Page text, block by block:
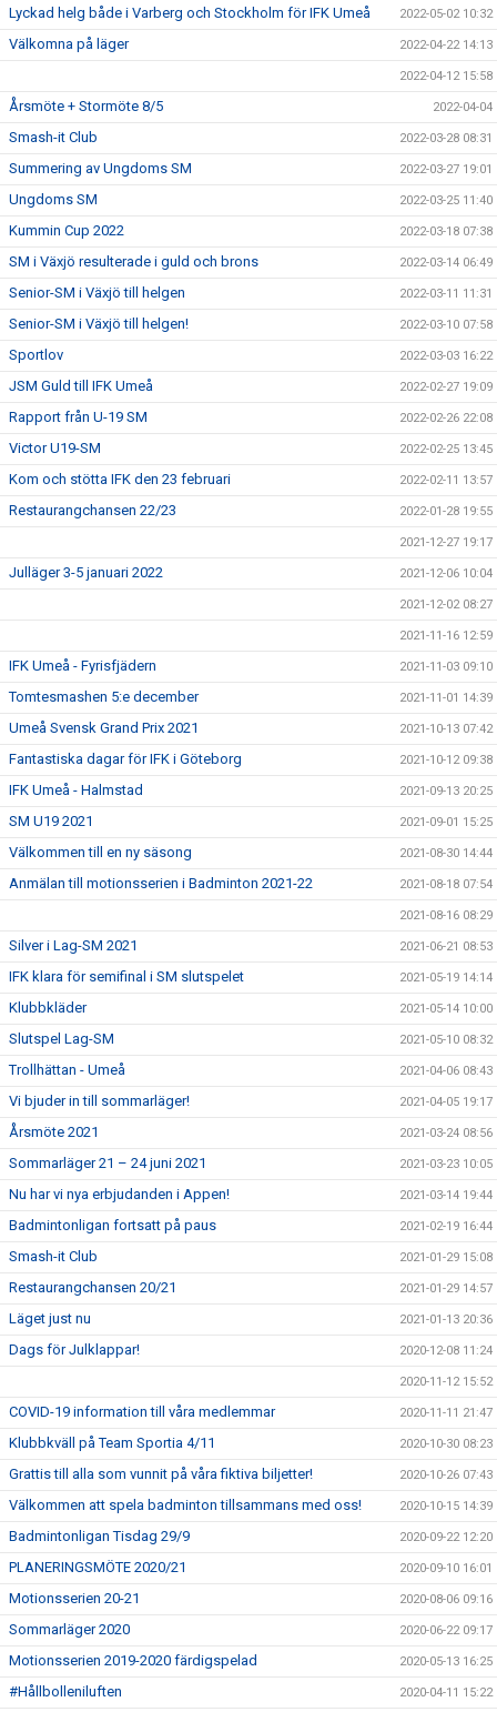
Lyckad helg både i Varberg och Stockholm för IFK Umeå 2022-05-02 10:32
Välkomna på läger 2022-04-22 14:13
2022-04-12 15:58
Årsmöte + Stormöte 8/5 2022-04-04
Smash-it Club 2022-03-28 08:31
Summering av Ungdoms SM 2022-03-27 19:01
Ungdoms SM 2022-03-25 11:40
Kummin Cup 2022 2022-03-18 07:38
SM i Växjö resulterade i guld och brons 2022-03-14 06:49
Senior-SM i Växjö till helgen 2022-03-11 11:31
Senior-SM i Växjö till helgen! 2022-03-10 07:58
Sportlov 2022-03-03 16:22
JSM Guld till IFK Umeå 2022-02-27 19:09
Rapport från U-19 SM 2022-02-26 22:08
Victor U19-SM 2022-02-25 13:45
Kom och stötta IFK den 23 februari 2022-02-11 13:57
Restaurangchansen 22/23 2022-01-28 19:55
2021-12-27 19:17
Julläger 3-5 januari 2022 2021-12-06 10:04
2021-12-02 08:27
2021-11-16 12:59
IFK Umeå - Fyrisfjädern 2021-11-03 09:10
Tomtesmashen 5:e december 2021-11-01 14:39
Umeå Svensk Grand Prix 2021 2021-10-13 07:42
Fantastiska dagar för IFK i Göteborg 2021-10-12 09:38
IFK Umeå - Halmstad 2021-09-13 20:25
SM U19 2021 2021-09-01 15:25
Välkommen till en ny säsong 2021-08-30 14:44
Anmälan till motionsserien i Badminton 2021-22 2021-08-18 07:54
2021-08-16 08:29
Silver i Lag-SM 2021 2021-06-21 08:53
IFK klara för semifinal i SM slutspelet 2021-05-19 14:14
Klubbkläder 2021-05-14 10:00
Slutspel Lag-SM 2021-05-10 08:32
Trollhättan - Umeå 2021-04-06 08:43
Vi bjuder in till sommarläger! 2021-04-05 19:17
Årsmöte 2021 2021-03-24 08:56
Sommarläger 21 – 24 juni 2021 2021-03-23 10:05
Nu har vi nya erbjudanden i Appen! 2021-03-14 19:44
Badmintonligan fortsatt på paus 2021-02-19 16:44
Smash-it Club 2021-01-29 15:08
Restaurangchansen 20/21 2021-01-29 14:57
Läget just nu 2021-01-13 20:36
Dags för Julklappar! 2020-12-08 11:24
2020-11-12 15:52
COVID-19 information till våra medlemmar 2020-11-11 21:47
Klubbkväll på Team Sportia 4/11 2020-10-30 08:23
Grattis till alla som vunnit på våra fiktiva biljetter! 2020-10-26 07:43
Välkommen att spela badminton tillsammans med oss! 2020-10-15 14:39
Badmintonligan Tisdag 29/9 2020-09-22 12:20
PLANERINGSMÖTE 2020/21 2020-09-10 16:01
Motionsserien 20-21 2020-08-06 09:16
Sommarläger 2020 2020-06-22 09:17
Motionsserien 2019-2020 färdigspelad 2020-05-13 16:25
#Hållbolleniluften 2020-04-11 15:22